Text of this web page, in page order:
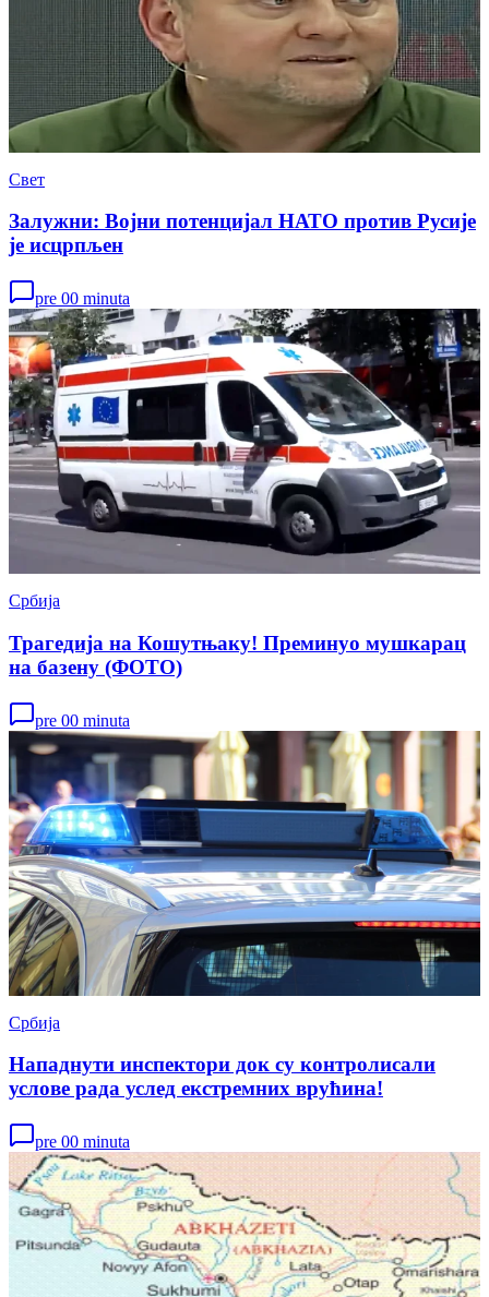
Свет
Залужни: Војни потенцијал НАТО против Русије
је исцрпљен
pre 00 minuta
Србија
Трагедија на Кошутњаку! Преминуо мушкарац
на базену (ФОТО)
pre 00 minuta
Србија
Нападнути инспектори док су контролисали
услове рада услед екстремних врућина!
pre 00 minuta